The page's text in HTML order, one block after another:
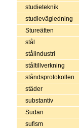
studieteknik
studievägledning
Stureätten
stål
stålindustri
ståltillverkning
ståndsprotokollen
städer
substantiv
Sudan
sufism